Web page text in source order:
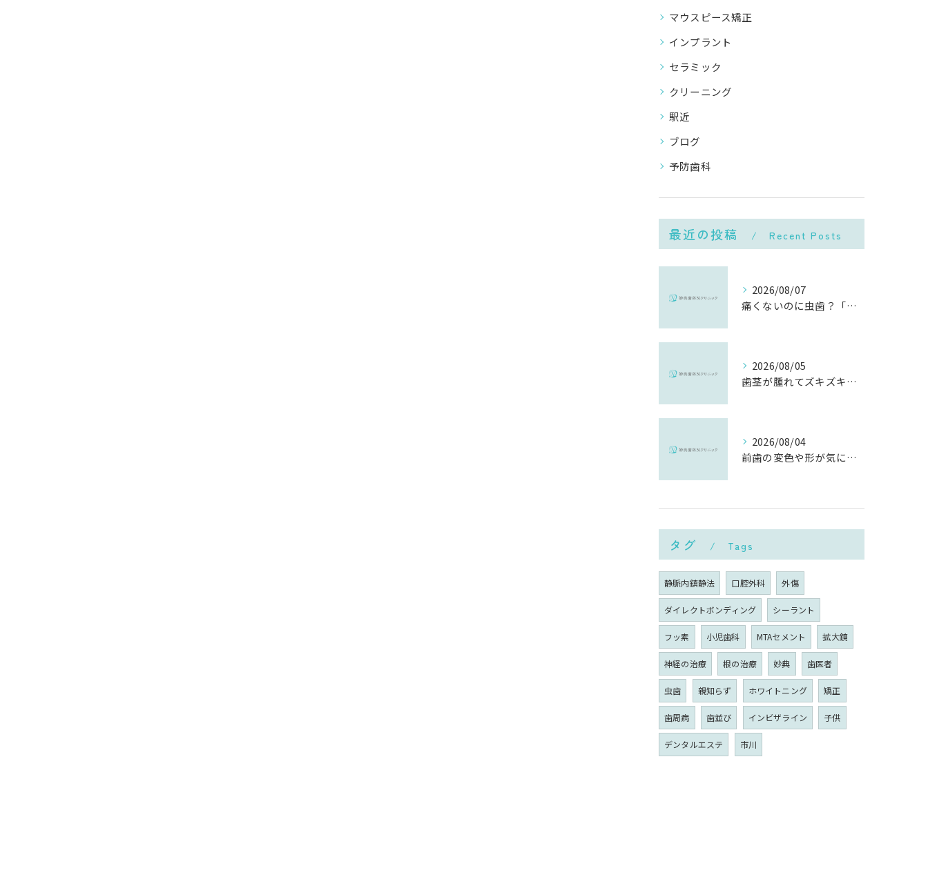
マウスピース矯正
インプラント
セラミック
クリーニング
駅近
ブログ
予防歯科
最近の投稿 Recent Posts
2026/08/07
痛くないのに虫歯？「痛みのない虫歯」が進行する理由と発見方法
2026/08/05
歯茎が腫れてズキズキ痛む時の応急処置と、早めに受診すべき理由
2026/08/04
前歯の変色や形が気になる…削らずにきれいに整える「ダイレクトボンディング」とは？
タグ Tags
静脈内鎮静法 口腔外科 外傷
ダイレクトボンディング シーラント
フッ素 小児歯科 MTAセメント 拡大鏡
神経の治療 根の治療 妙典 歯医者
虫歯 親知らず ホワイトニング 矯正
歯周病 歯並び インビザライン 子供
デンタルエステ 市川